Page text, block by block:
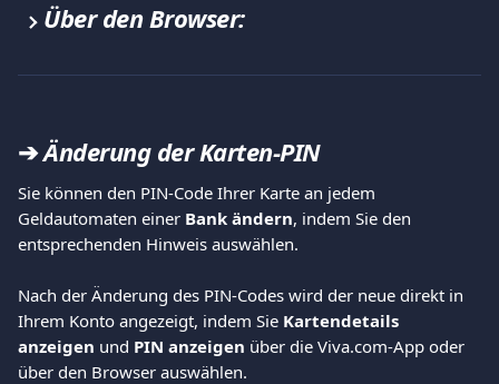
Über den Browser:
➔ Änderung der Karten-PIN
Sie können den PIN-Code Ihrer Karte an jedem
Geldautomaten einer Bank ändern, indem Sie den
entsprechenden Hinweis auswählen.
Nach der Änderung des PIN-Codes wird der neue direkt in
Ihrem Konto angezeigt, indem Sie Kartendetails
anzeigen und PIN anzeigen über die Viva.com-App oder
über den Browser auswählen.